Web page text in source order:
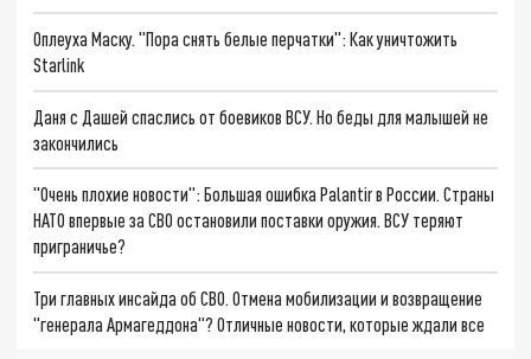
Оплеуха Маску. "Пора снять белые перчатки": Как уничтожить
Starlink
Даня с Дашей спаслись от боевиков ВСУ. Но беды для малышей не
закончились
"Очень плохие новости": Большая ошибка Palantir в России. Страны
НАТО впервые за СВО остановили поставки оружия. ВСУ теряют
приграничье?
Три главных инсайда об СВО. Отмена мобилизации и возвращение
"генерала Армагеддона"? Отличные новости, которые ждали все